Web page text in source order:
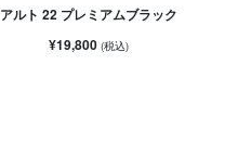
アルト 22 プレミアムブラック
¥19,800 (税込)